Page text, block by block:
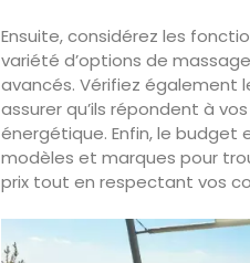
Ensuite, considérez les
variété d’options de
avancés. Vérifiez également
assurer qu’ils répondent à
énergétique. Enfin, le
modèles et marques pour
prix tout en respectant vos